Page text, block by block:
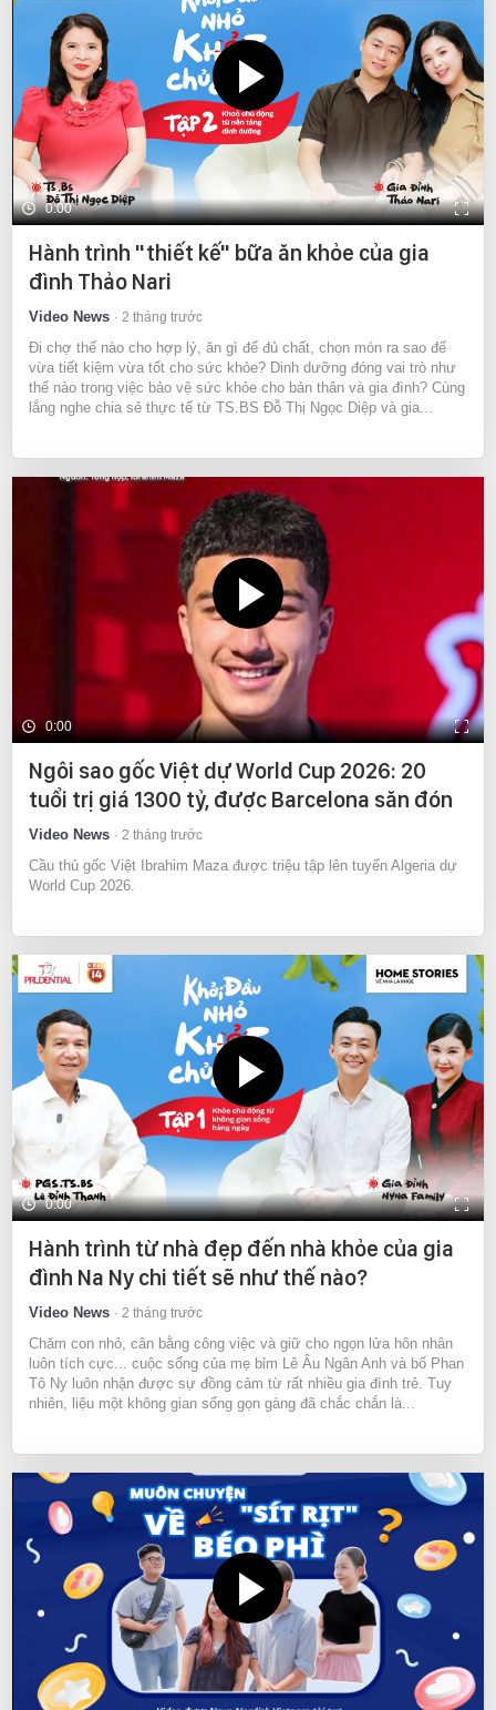
0:00
Hành trình "thiết kế" bữa ăn khỏe của gia
đình Thảo Nari
Video News 2 tháng trước
Đi chợ thế nào cho hợp lý, ăn gì để đủ chất, chọn món ra sao để
vừa tiết kiệm vừa tốt cho sức khỏe? Dinh dưỡng đóng vai trò như
thế nào trong việc bảo vệ sức khỏe cho bản thân và gia đình? Cùng
lắng nghe chia sẻ thực tế từ TS.BS Đỗ Thị Ngọc Diệp và gia...
0:00
Ngôi sao gốc Việt dự World Cup 2026: 20
tuổi trị giá 1300 tỷ, được Barcelona săn đón
Video News 2 tháng trước
Cầu thủ gốc Việt Ibrahim Maza được triệu tập lên tuyển Algeria dự
World Cup 2026.
0:00
Hành trình từ nhà đẹp đến nhà khỏe của gia
đình Na Ny chi tiết sẽ như thế nào?
Video News 2 tháng trước
Chăm con nhỏ, cân bằng công việc và giữ cho ngọn lửa hôn nhân
luôn tích cực... cuộc sống của mẹ bỉm Lê Âu Ngân Anh và bố Phan
Tô Ny luôn nhận được sự đồng cảm từ rất nhiều gia đình trẻ. Tuy
nhiên, liệu một không gian sống gọn gàng đã chắc chắn là...